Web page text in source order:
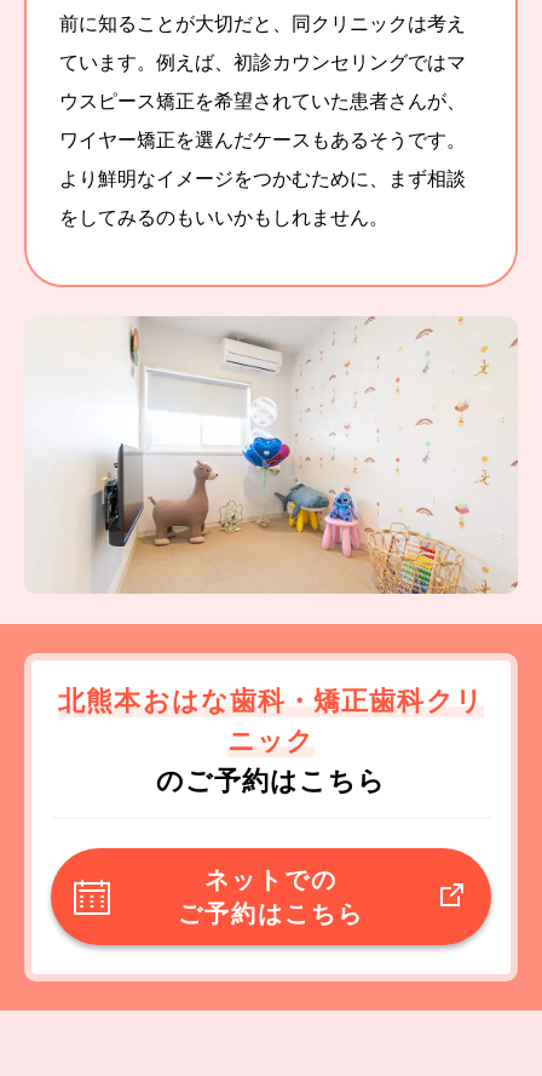
前に知ることが大切だと、同クリニックは考え
ています。例えば、初診カウンセリングではマ
ウスピース矯正を希望されていた患者さんが、
ワイヤー矯正を選んだケースもあるそうです。
より鮮明なイメージをつかむために、まず相談
をしてみるのもいいかもしれません。
北熊本おはな歯科・矯正歯科クリ
ニック
のご予約はこちら
ネットでの
ご予約はこちら